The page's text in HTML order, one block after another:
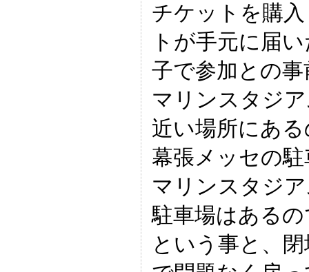
チケットを購
トが手元に届
子で参加との
マリンスタジ
近い場所にあ
幕張メッセの
マリンスタジ
駐車場はある
という事と、